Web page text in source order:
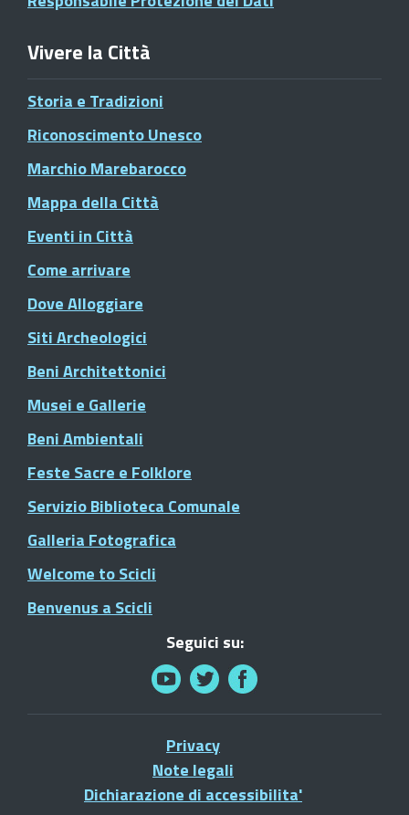
Vivere la Città
Storia e Tradizioni
Riconoscimento Unesco
Marchio Marebarocco
Mappa della Città
Eventi in Città
Come arrivare
Dove Alloggiare
Siti Archeologici
Beni Architettonici
Musei e Gallerie
Beni Ambientali
Feste Sacre e Folklore
Servizio Biblioteca Comunale
Galleria Fotografica
Welcome to Scicli
Benvenus a Scicli
Seguici su:
Privacy
Note legali
Dichiarazione di accessibilita'